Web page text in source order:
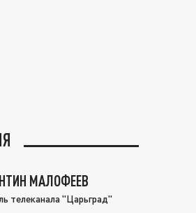
МАЛОФЕЕВ
телеканала "Царьград"